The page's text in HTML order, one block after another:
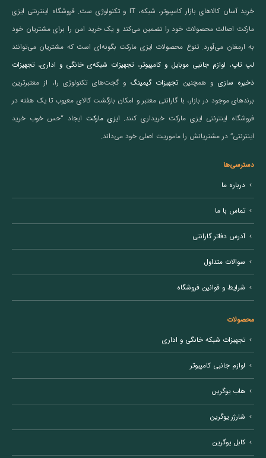
خرید آسان کالاهای بازار کامپیوتر، شبکه، IT و تکنولوژی ست. فروشگاه اینترنتی ایزی
مارکت اصالت محصولات خود را تضمین می‌کند و یک خرید امن را برای مشتریان خود
به ارمغان می‌آورد. تنوع محصولات ایزی مارکت بگونه‌ای است که مشتریان می‌توانند
لپ تاپ، لوازم جانبی موبایل و کامپیوتر،تجهیزات شبکه‌ی خانگی و اداری،تجهیزات
ذخیره سازی و همچنینتجهیزات گیمینگ و گجت‌های تکنولوژی را، از معتبرترین
برندهای موجود در بازار، با گارانتی معتبر و امکان بازگشت کالای معیوب تا یک هفته در
فروشگاه اینترنتی ایزی مارکت خریداری کنند. ایزی مارکت ایجاد “حس خوب خرید
اینترنتی” در مشتریانش را ماموریت اصلی خود می‌داند.
دسترسی‌ها
درباره ما
تماس با ما
آدرس دفاتر گارانتی
سوالات متداول
شرایط و قوانین فروشگاه
محصولات
تجهیزات شبکه خانگی و اداری
لوازم جانبی کامپیوتر
هاب یوگرین
شارژر یوگرین
کابل یوگرین